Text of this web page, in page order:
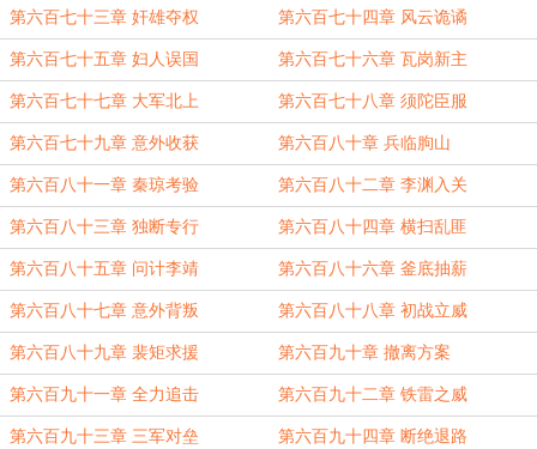
第六百七十三章 奸雄夺权 第六百七十四章 风云诡谲
第六百七十五章 妇人误国 第六百七十六章 瓦岗新主
第六百七十七章 大军北上 第六百七十八章 须陀臣服
第六百七十九章 意外收获 第六百八十章 兵临朐山
第六百八十一章 秦琼考验 第六百八十二章 李渊入关
第六百八十三章 独断专行 第六百八十四章 横扫乱匪
第六百八十五章 问计李靖 第六百八十六章 釜底抽薪
第六百八十七章 意外背叛 第六百八十八章 初战立威
第六百八十九章 裴矩求援 第六百九十章 撤离方案
第六百九十一章 全力追击 第六百九十二章 铁雷之威
第六百九十三章 三军对垒 第六百九十四章 断绝退路